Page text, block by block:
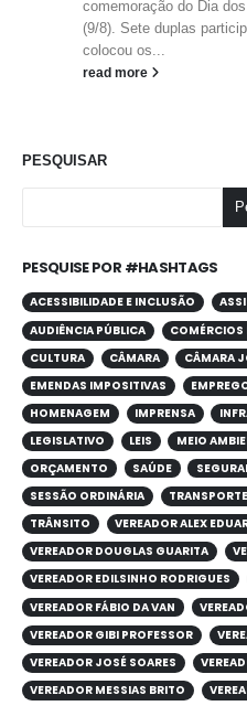
comemoração do Dia
(9/8). Sete duplas
colocou os...
read more
PESQUISAR
PESQUISE POR #HASHTAGS
ACESSIBILIDADE E INCLUSÃO
AUDIÊNCIA PÚBLICA
COMÉRCIOS
CULTURA
CÂMARA CÂMARA
EMENDAS IMPOSITIVAS
HOMENAGEM
IMPRENSA
LEGISLATIVO
LEIS MEIO
ORÇAMENTO
SAÚDE
SESSÃO ORDINÁRIA
TRÂNSITO
VEREADOR ALEX
VEREADOR DOUGLAS GUARITA
VEREADOR EDILSINHO RODRIGUES
VEREADOR FÁBIO DA VAN
VEREADOR GIBI PROFESSOR
VEREADOR JOSÉ SOARES
VEREADOR MESSIAS BRITO